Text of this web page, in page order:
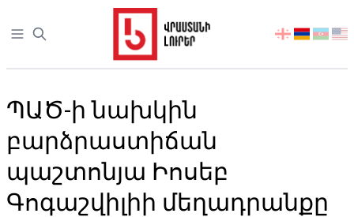
Open sidebar
აირჩიეთ
ՊԱԾ-ի նախկին
բարձրաստիճան
պաշտոնյա Իոսեբ
Գոգաշվիլիի մեղադրանքը